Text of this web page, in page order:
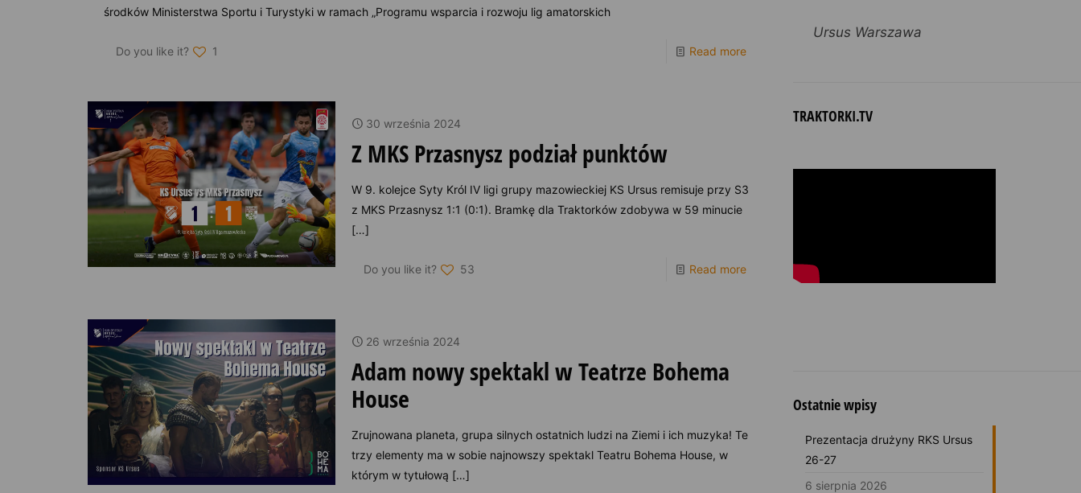
środków Ministerstwa Sportu i Turystyki w ramach „Programu wsparcia i rozwoju lig amatorskich
Do you like it? 1 Read more
30 września 2024
Z MKS Przasnysz podział punktów
W 9. kolejce Syty Król IV ligi grupy mazowieckiej KS Ursus remisuje przy S3
z MKS Przasnysz 1:1 (0:1). Bramkę dla Traktorków zdobywa w 59 minucie
[…]
Do you like it? 53 Read more
26 września 2024
Adam nowy spektakl w Teatrze Bohema
House
Zrujnowana planeta, grupa silnych ostatnich ludzi na Ziemi i ich muzyka! Te
trzy elementy ma w sobie najnowszy spektakl Teatru Bohema House, w
którym w tytułową […]
Ursus Warszawa
TRAKTORKI.TV
Ostatnie wpisy
Prezentacja drużyny RKS Ursus
26-27
6 sierpnia 2026